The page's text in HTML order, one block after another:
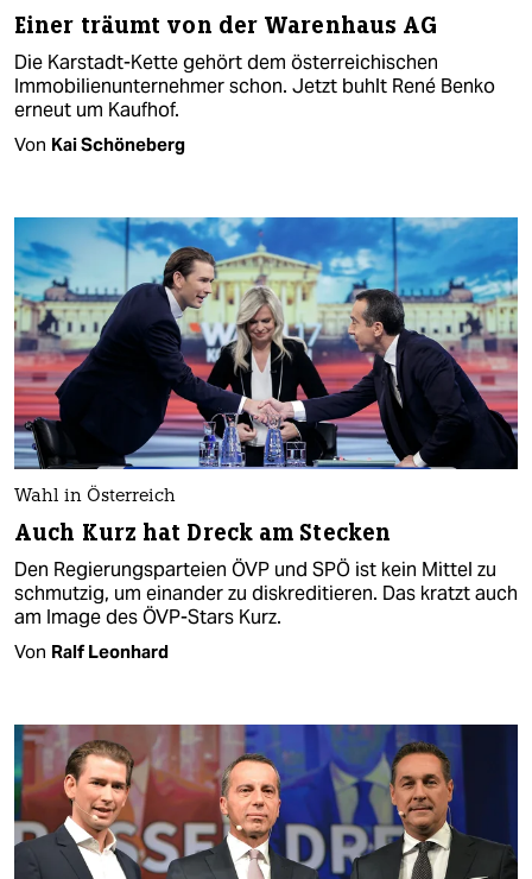
Einer träumt von der Warenhaus AG
Die Karstadt-Kette gehört dem österreichischen
Immobilienunternehmer schon. Jetzt buhlt René Benko
erneut um Kaufhof.
Von Kai Schöneberg
Wahl in Österreich
Auch Kurz hat Dreck am Stecken
Den Regierungsparteien ÖVP und SPÖ ist kein Mittel zu
schmutzig, um einander zu diskreditieren. Das kratzt auch
am Image des ÖVP-Stars Kurz.
Von Ralf Leonhard